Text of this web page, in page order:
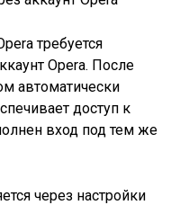
требуется
Opera. После
автоматически
доступ к
вход под тем же
через настройки